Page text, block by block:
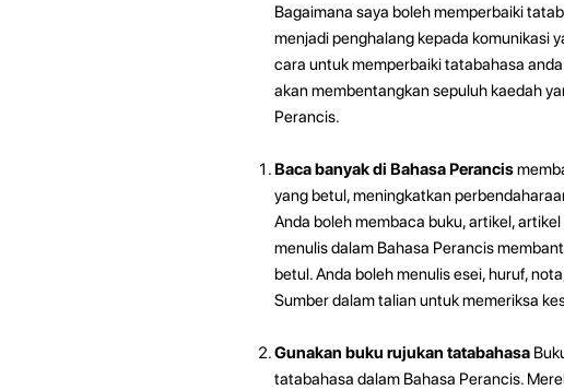
Bagaimana saya boleh memperbaiki
menjadi penghalang kepada komunikasi
cara untuk memperbaiki tatabahasa
akan membentangkan sepuluh kaedah
Perancis.
Baca banyak di Bahasa Perancis
yang betul, meningkatkan
Anda boleh membaca buku, artikel,
menulis dalam Bahasa Perancis
betul. Anda boleh menulis esei, huruf,
Sumber dalam talian untuk memeriksa
Gunakan buku rujukan tatabahasa
tatabahasa dalam Bahasa Perancis.